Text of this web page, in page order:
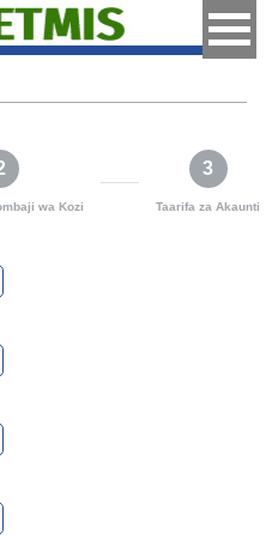
wa Kozi
3
Taarifa za Akaunti